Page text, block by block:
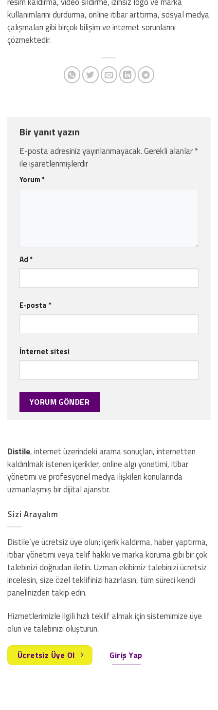
kullanımlarını durdurma, online itibar arttırma, sosyal medya
çalışmaları gibi birçok bilişim ve internet sorunlarını
çözmektedir.
Bir yanıt yazın
E-posta adresiniz yayınlanmayacak.Gerekli alanlar*
ile işaretlenmişlerdir
Yorum *
Ad *
E-posta *
İnternet sitesi
Distile, internet üzerindeki arama sonuçları, internetten
kaldırılmak istenen içerikler, online algı yönetimi, itibar
yönetimi ve profesyonel medya ilişkileri konularında
uzmanlaşmış bir dijital ajanstır.
Sizi Arayalım
Distile’ye ücretsiz üye olun; içerik kaldırma, haber yaptırma,
itibar yönetimi veya telif hakkı ve marka koruma gibi bir çok
talebinizi doğrudan iletin. Uzman ekibimiz talebinizi ücretsiz
incelesin, size özel teklifinizi hazırlasın, tüm süreci kendi
panelinizden takip edin.
Hizmetlerimizle ilgili hızlı teklif almak için sistemimize üye
olun ve talebinizi oluşturun.
Ücretsiz Üye Ol Giriş Yap